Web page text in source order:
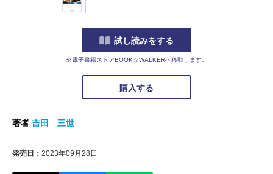
試し読みをする
※電子書籍ストアBOOK☆WALKERへ移動します。
購入する
著者 吉田 三世
発売日： 2023年09月28日